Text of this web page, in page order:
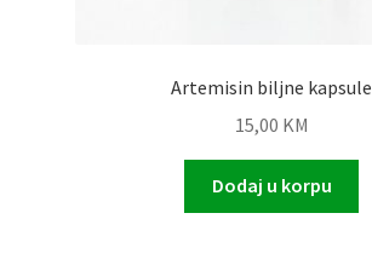
Artemisin biljne kapsule
15,00 KM
Dodaj u korpu